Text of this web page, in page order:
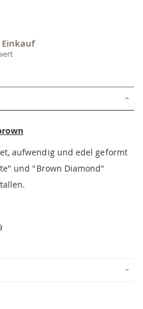
aufwendig und edel geformt
und "Brown Diamond"